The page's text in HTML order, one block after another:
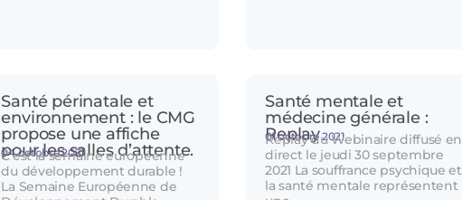
Santé périnatale et
environnement : le CMG
propose une affiche
pour les salles d’attente.
04 octobre 2021
C’est la semaine européenne
du développement durable !
La Semaine Européenne de
Santé mentale et
médecine générale :
Replay
01 octobre 2021
Replay du Webinaire diffusé en
direct le jeudi 30 septembre
2021 La souffrance psychique et
la santé mentale représentent